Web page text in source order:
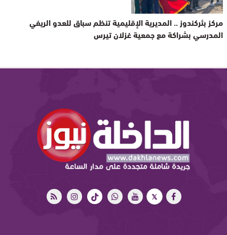
مركز بئركندوز .. المديرية الإقليمية تنظم سباق للعدو الريفي
المدرسي بشراكة مع جمعية غزلان تيرس